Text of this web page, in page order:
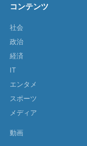
コンテンツ
社会
政治
経済
IT
エンタメ
スポーツ
メディア
動画